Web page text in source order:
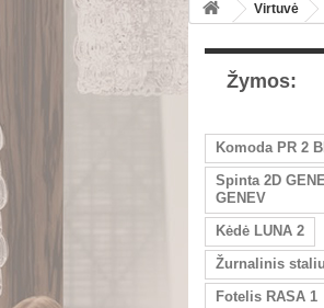
Virtuvė
Žymos:
Komoda PR 2
Spinta 2D
GENEV
Kėdė LUNA 2
Žurnalinis
Fotelis RASA 1